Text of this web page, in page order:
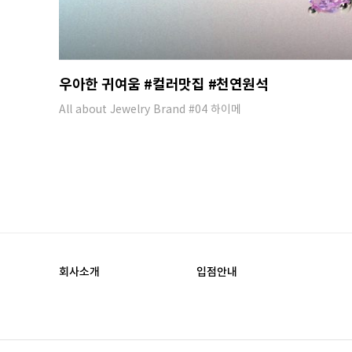
우아한 귀여움 #컬러맛집 #천연원석
All about Jewelry Brand #04 하이메
회사소개 입점안내